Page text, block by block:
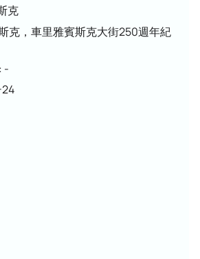
（包括前排座位）并解释场馆规
示前排座位的票价和订金。如有任
的客服人员，我们将协助您完成订
订服务全天候24小时开放。请在场
位，并通过在线支付或致电服务台
克
克，車里雅賓斯克大街250週年紀
: -